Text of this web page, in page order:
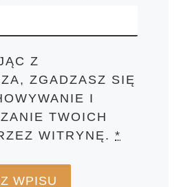
Z
ZGADZASZ SIĘ
I
TWOICH
WITRYNĘ.*